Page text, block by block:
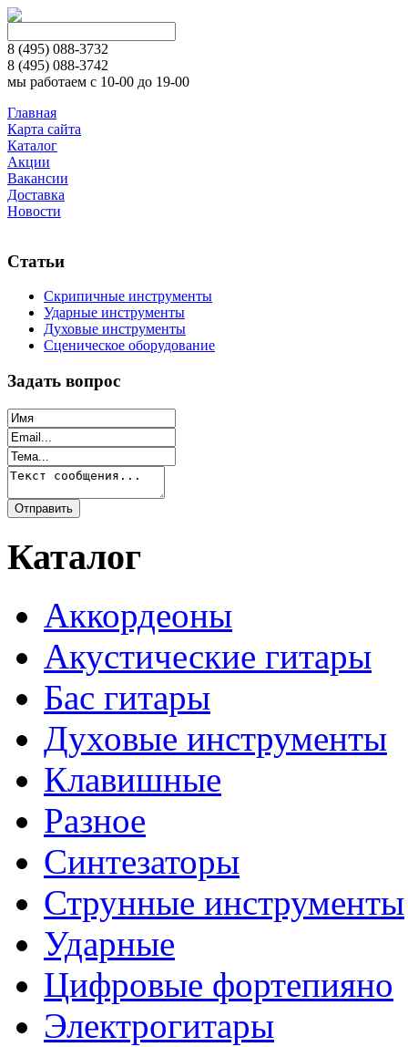
8 (495) 088-3732
8 (495) 088-3742
мы работаем с 10-00 до 19-00
Главная
Карта сайта
Каталог
Акции
Вакансии
Доставка
Новости
Статьи
Скрипичные инструменты
Ударные инструменты
Духовые инструменты
Сценическое оборудование
Задать вопрос
Каталог
Аккордеоны
Акустические гитары
Бас гитары
Духовые инструменты
Клавишные
Разное
Синтезаторы
Струнные инструменты
Ударные
Цифровые фортепияно
Электрогитары